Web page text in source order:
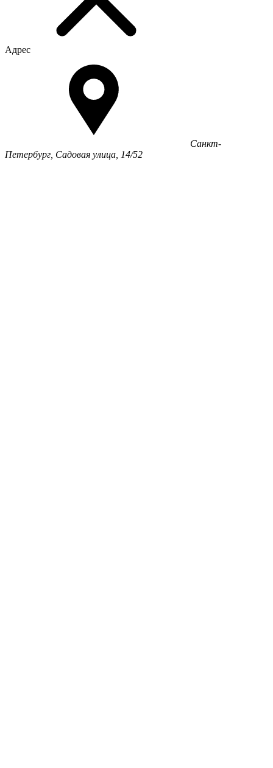
Адрес
Санкт-
Петербург, Садовая улица, 14/52